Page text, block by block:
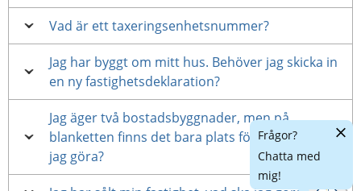
Vad är ett taxeringsenhetsnummer?
Jag har byggt om mitt hus. Behöver jag skicka in
en ny fastighetsdeklaration?
Jag äger två bostadsbyggnader, men på
blanketten finns det bara plats för en. Hur ska
jag göra?
Frågor?
Chatta med
mig!
Dölj